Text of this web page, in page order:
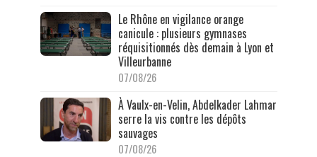
Le Rhône en vigilance orange
canicule : plusieurs gymnases
réquisitionnés dès demain à Lyon et
Villeurbanne
07/08/26
À Vaulx-en-Velin, Abdelkader Lahmar
serre la vis contre les dépôts
sauvages
07/08/26